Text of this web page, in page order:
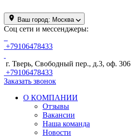
Ваш город: Москва
Соц сети и мессенджеры:
+79106478433
г. Тверь, Свободный пер., д.3, оф. 306
+79106478433
Заказать звонок
О КОМПАНИИ
Отзывы
Вакансии
Наша команда
Новости